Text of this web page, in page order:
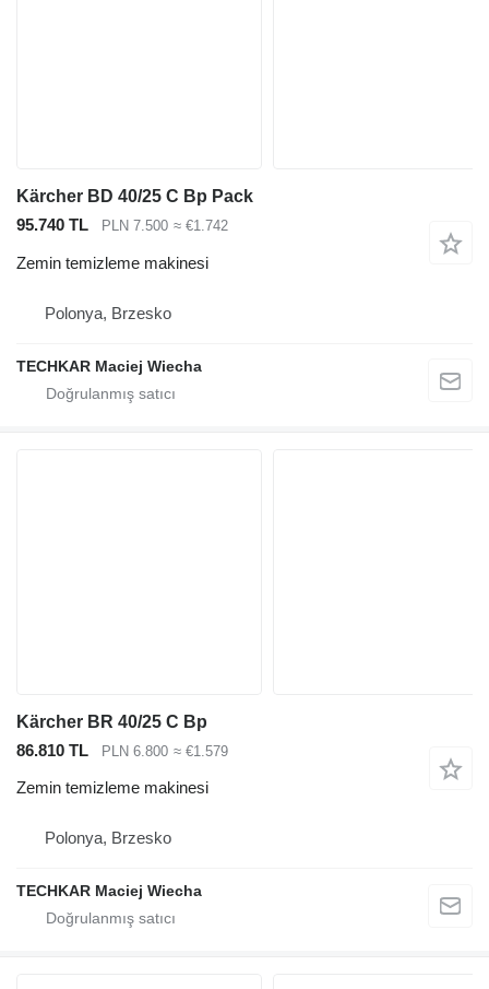
Kärcher BD 40/25 C Bp Pack
95.740 TL
PLN 7.500 ≈ €1.742
Zemin temizleme makinesi
Polonya, Brzesko
TECHKAR Maciej Wiecha
Kärcher BR 40/25 C Bp
86.810 TL
PLN 6.800 ≈ €1.579
Zemin temizleme makinesi
Polonya, Brzesko
TECHKAR Maciej Wiecha